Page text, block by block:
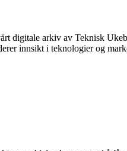
digitale arkiv av Teknisk
innsikt i teknologier og